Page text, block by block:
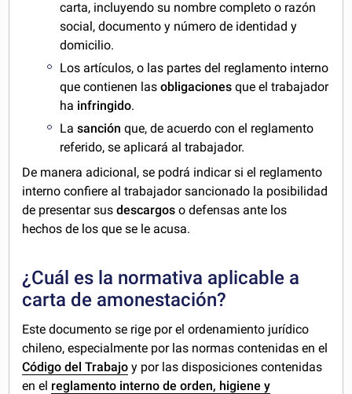
carta, incluyendo su nombre completo o razón
social, documento y número de identidad y
domicilio.
Los artículos, o las partes del reglamento interno
que contienen lasobligacionesque el trabajador
ha infringido.
Lasanción que, de acuerdo con el reglamento
referido, se aplicará al trabajador.
De manera adicional, se podrá indicar si el reglamento
interno confiere al trabajador sancionado la posibilidad
de presentar susdescargos o defensas ante los
hechos de los que se le acusa.
¿Cuál es la normativa aplicable a
carta de amonestación?
Este documento se rige por el ordenamiento jurídico
chileno, especialmente por las normas contenidas en el
Código del Trabajo y por las disposiciones contenidas
en el reglamento interno de orden, higiene y